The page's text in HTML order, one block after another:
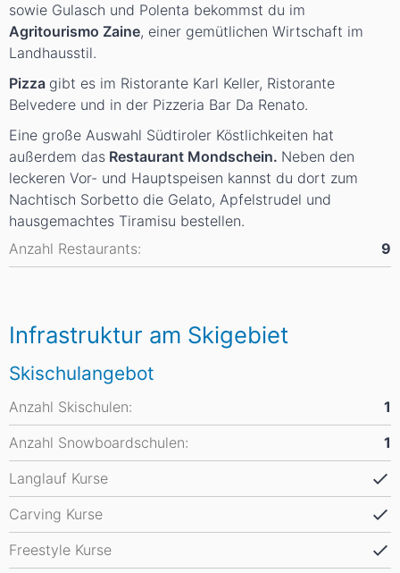
sowie Gulasch und Polenta bekommst du im
Agritourismo Zaine, einer gemütlichen Wirtschaft im
Landhausstil.
Pizza gibt es im Ristorante Karl Keller, Ristorante
Belvedere und in der Pizzeria Bar Da Renato.
Eine große Auswahl Südtiroler Köstlichkeiten hat
außerdem das Restaurant Mondschein. Neben den
leckeren Vor- und Hauptspeisen kannst du dort zum
Nachtisch Sorbetto die Gelato, Apfelstrudel und
hausgemachtes Tiramisu bestellen.
Anzahl Restaurants:
9
Infrastruktur am Skigebiet
Skischulangebot
Anzahl Skischulen:
1
Anzahl Snowboardschulen:
1
Langlauf Kurse
Carving Kurse
Freestyle Kurse